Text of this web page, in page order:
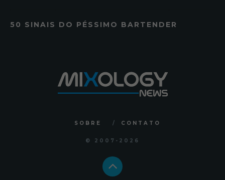
50 SINAIS DO PÉSSIMO BARTENDER
SOBRE CONTATO
© 2007 -2026